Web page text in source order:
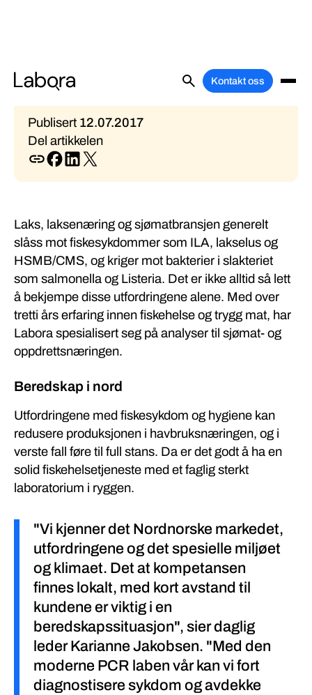
Kontakt oss
Alle liker en glad laks
Laks, laksenæring og sjømatbransjen generelt
slåss mot fiskesykdommer som ILA, lakselus og
HSMB/CMS, og kriger mot bakterier i slakteriet
som salmonella og Listeria. Det er ikke alltid så lett
å bekjempe disse utfordringene alene. Med over
tretti års erfaring innen fiskehelse og trygg mat, har
Labora spesialisert seg på analyser til sjømat- og
oppdrettsnæringen.
Beredskap i nord
Utfordringene med fiskesykdom og hygiene kan
redusere produksjonen i havbruksnæringen, og i
verste fall føre til full stans. Da er det godt å ha en
solid fiskehelsetjeneste med et faglig sterkt
laboratorium i ryggen.
"Vi kjenner det Nordnorske markedet,
utfordringene og det spesielle miljøet
og klimaet. Det at kompetansen
finnes lokalt, med kort avstand til
kundene er viktig i en
beredskapssituasjon", sier daglig
leder Karianne Jakobsen. "Med den
moderne PCR laben vår kan vi fort
diagnostisere sykdom og avdekke
Publisert 12.07.2017
Del artikkelen